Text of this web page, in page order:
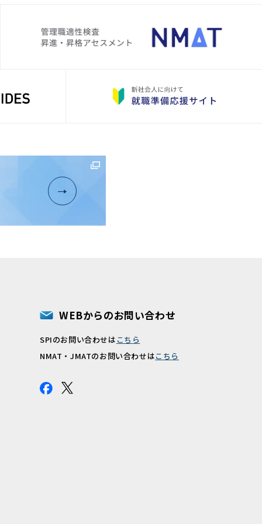
WEBからのお問い合わせ
SPIのお問い合わせは こちら
NMAT・JMATのお問い合わせはこちら